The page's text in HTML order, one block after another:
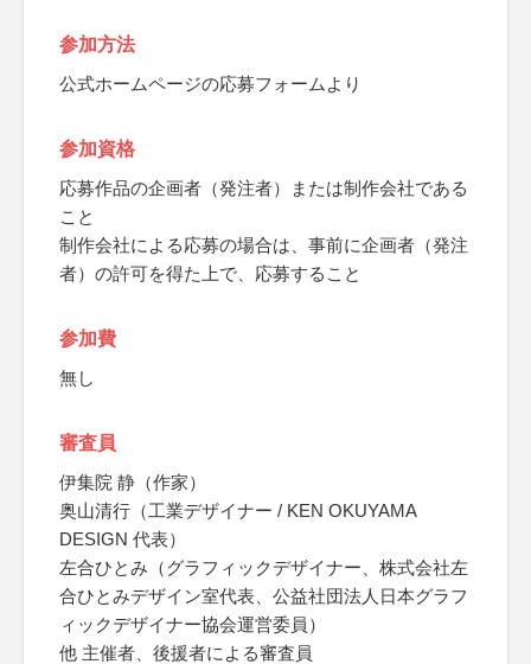
参加方法
公式ホームページの応募フォームより
参加資格
応募作品の企画者（発注者）または制作会社である
こと
制作会社による応募の場合は、事前に企画者（発注
者）の許可を得た上で、応募すること
参加費
無し
審査員
伊集院 静（作家）
奥山清行（工業デザイナー / KEN OKUYAMA
DESIGN 代表）
左合ひとみ（グラフィックデザイナー、株式会社左
合ひとみデザイン室代表、公益社団法人日本グラフ
ィックデザイナー協会運営委員）
他 主催者、後援者による審査員